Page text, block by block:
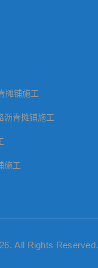
摊铺施工
沥青摊铺施工
施工
All Rights Reserved.